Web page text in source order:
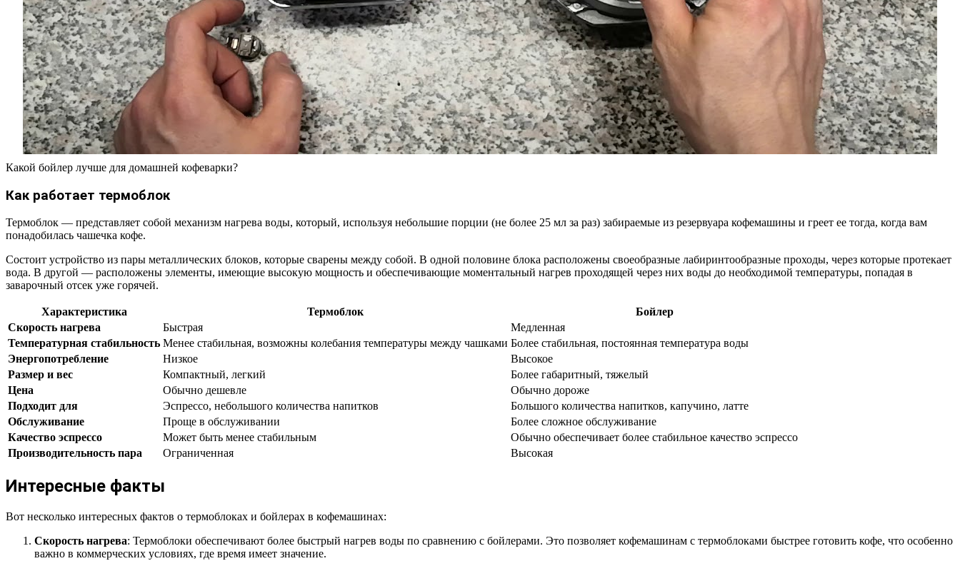
Какой бойлер лучше для домашней кофеварки?
Как работает термоблок
Термоблок — представляет собой механизм нагрева воды, который, используя небольшие порции (не более 25 мл за раз) забираемые из резервуара кофемашины и греет ее тогда, когда вам
понадобилась чашечка кофе.
Состоит устройство из пары металлических блоков, которые сварены между собой. В одной половине блока расположены своеобразные лабиринтообразные проходы, через которые протекает
вода. В другой — расположены элементы, имеющие высокую мощность и обеспечивающие моментальный нагрев проходящей через них воды до необходимой температуры, попадая в
заварочный отсек уже горячей.
Характеристика Термоблок
Бойлер
Скорость нагрева
Быстрая
Медленная
Температурная стабильность Менее стабильная, возможны колебания температуры между чашками Более стабильная, постоянная температура воды
Энергопотребление
Низкое
Высокое
Размер и вес
Компактный, легкий
Более габаритный, тяжелый
Цена
Обычно дешевле
Обычно дороже
Подходит для
Эспрессо, небольшого количества напитков
Большого количества напитков, капучино, латте
Обслуживание
Проще в обслуживании
Более сложное обслуживание
Качество эспрессо
Может быть менее стабильным
Обычно обеспечивает более стабильное качество эспрессо
Производительность пара
Ограниченная Высокая
Интересные факты
Вот несколько интересных фактов о термоблоках и бойлерах в кофемашинах:
Скорость нагрева: Термоблоки обеспечивают более быстрый нагрев воды по сравнению с бойлерами. Это позволяет кофемашинам с термоблоками быстрее готовить кофе, что особенно
важно в коммерческих условиях, где время имеет значение.